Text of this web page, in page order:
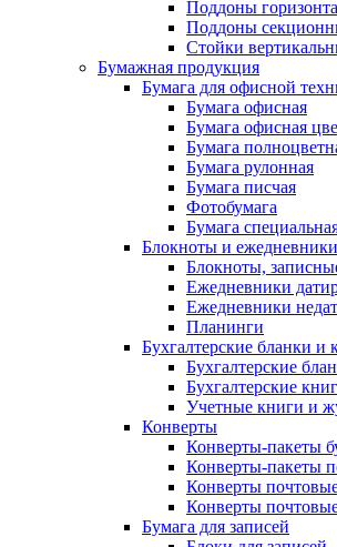
Поддоны
Поддоны
Стойки
Бумажная продукция
Бумага для офисной
Бумага офисная
Бумага офисная
Бумага
Бумага рулонная
Бумага писчая
Фотобумага
Бумага
Блокноты и ежедневники
Блокноты,
Ежедневники
Ежедневники
Планинги
Бухгалтерские бланки и
Бухгалтерские
Бухгалтерские
Учетные книги и
Конверты
Конверты-пакеты
Конверты-пакеты
Конверты
Конверты
Бумага для записей